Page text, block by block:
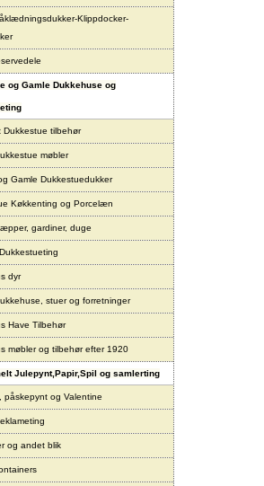
Klippdocker-
og Gamle Dukkehuse og
Dukkestue tilbehør
møbler
Gamle Dukkestuedukker
Køkkenting og Porcelæn
gardiner, duge
dyr
stuer og forretninger
Have Tilbehør
møbler og tilbehør efter 1920
Julepynt,Papir,Spil og samlerting
påskepynt og Valentine
og andet blik